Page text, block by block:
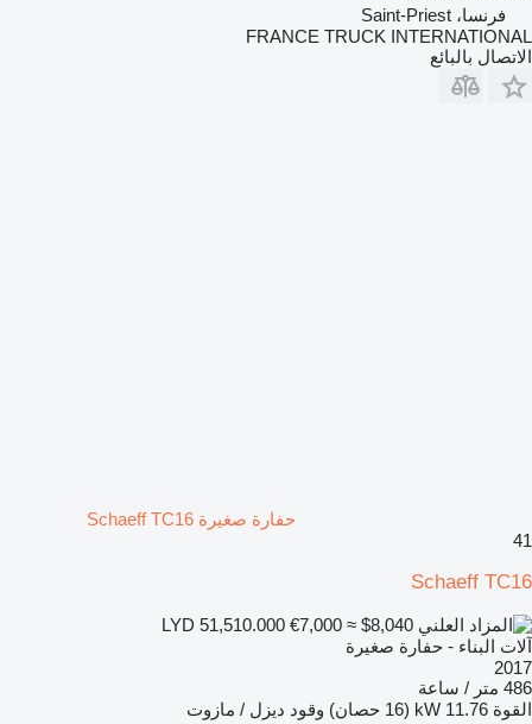
فرنسا، Saint-Priest
FRANCE TRUCK INTERNATIONAL
الاتصال بالبائع
حفارة صغيرة Schaeff TC16
41
Schaeff TC16
€7,000 ≈ $8,040
آلات البناء - حفارة صغيرة
2017
486 متر / ساعة
القوة 11.76 kW (16 حصان) وقود ديزل / مازوت